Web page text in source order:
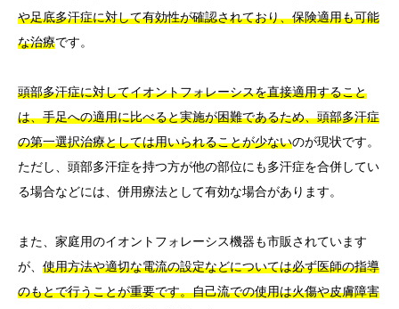
や足底多汗症に対して有効性が確認されており、保険適用も可能
な治療です。
頭部多汗症に対してイオントフォレーシスを直接適用すること
は、手足への適用に比べると実施が困難であるため、頭部多汗症
の第一選択治療としては用いられることが少ないのが現状です。
ただし、頭部多汗症を持つ方が他の部位にも多汗症を合併してい
る場合などには、併用療法として有効な場合があります。
また、家庭用のイオントフォレーシス機器も市販されています
が、 使用方法や適切な電流の設定などについては必ず医師の指導
のもとで行うことが重要です。自己流での使用は火傷や皮膚障害